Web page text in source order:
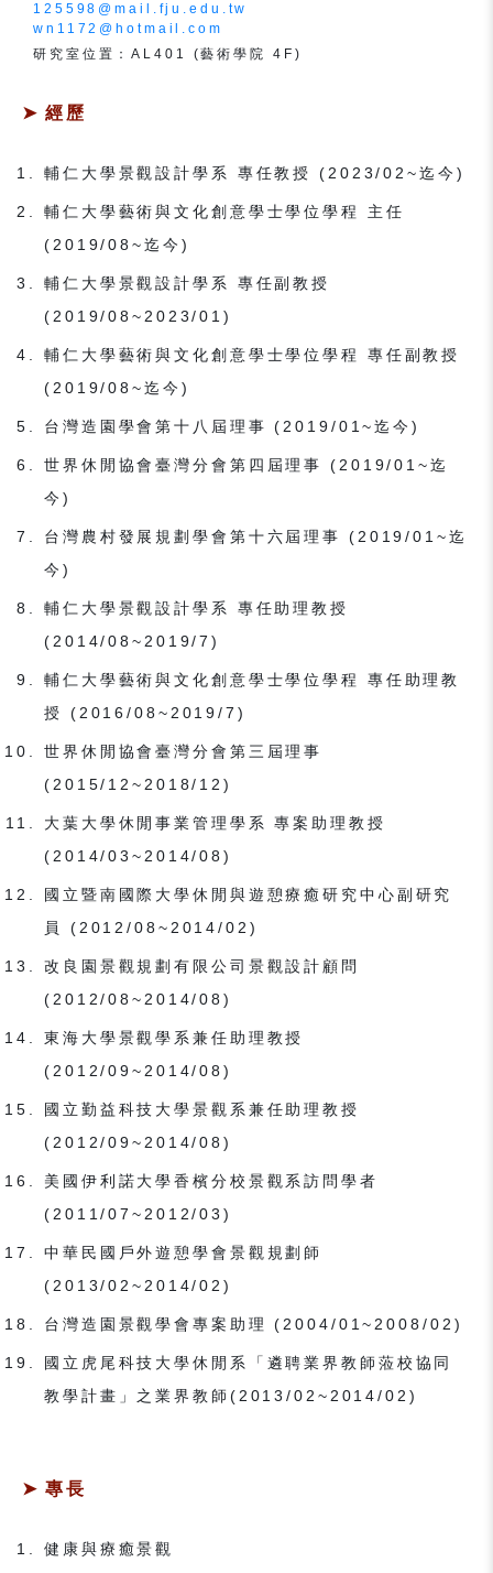
125598@mail.fju.edu.tw
wn1172@hotmail.com
研究室位置：AL401 (藝術學院 4F)
經歷
輔仁大學景觀設計學系 專任教授 (2023/02~迄今)
輔仁大學藝術與文化創意學士學位學程 主任
(2019/08~迄今)
輔仁大學景觀設計學系 專任副教授
(2019/08~2023/01)
輔仁大學藝術與文化創意學士學位學程 專任副教授
(2019/08~迄今)
台灣造園學會第十八屆理事 (2019/01~迄今)
世界休閒協會臺灣分會第四屆理事 (2019/01~迄
今)
台灣農村發展規劃學會第十六屆理事 (2019/01~迄
今)
輔仁大學景觀設計學系 專任助理教授
(2014/08~2019/7)
輔仁大學藝術與文化創意學士學位學程 專任助理教
授 (2016/08~2019/7)
世界休閒協會臺灣分會第三屆理事
(2015/12~2018/12)
大葉大學休閒事業管理學系 專案助理教授
(2014/03~2014/08)
國立暨南國際大學休閒與遊憩療癒研究中心副研究
員 (2012/08~2014/02)
改良園景觀規劃有限公司景觀設計顧問
(2012/08~2014/08)
東海大學景觀學系兼任助理教授
(2012/09~2014/08)
國立勤益科技大學景觀系兼任助理教授
(2012/09~2014/08)
美國伊利諾大學香檳分校景觀系訪問學者
(2011/07~2012/03)
中華民國戶外遊憩學會景觀規劃師
(2013/02~2014/02)
台灣造園景觀學會專案助理 (2004/01~2008/02)
國立虎尾科技大學休閒系「遴聘業界教師蒞校協同
教學計畫」之業界教師(2013/02~2014/02)
專長
健康與療癒景觀